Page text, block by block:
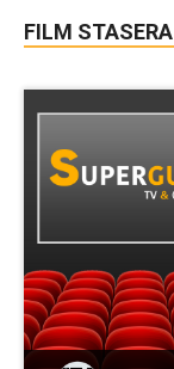
FILM STASERA